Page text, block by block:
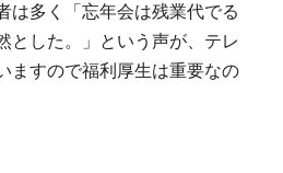
は多く「忘年会は残業代でる
とした。」という声が、テレ
ますので福利厚生は重要なの